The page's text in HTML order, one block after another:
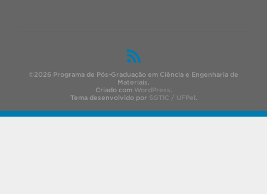
©2026 Programa de Pós-Graduação em Ciência e Engenharia de
Materiais.
Criado com WordPress.
Tema desenvolvido por SGTIC / UFPel.